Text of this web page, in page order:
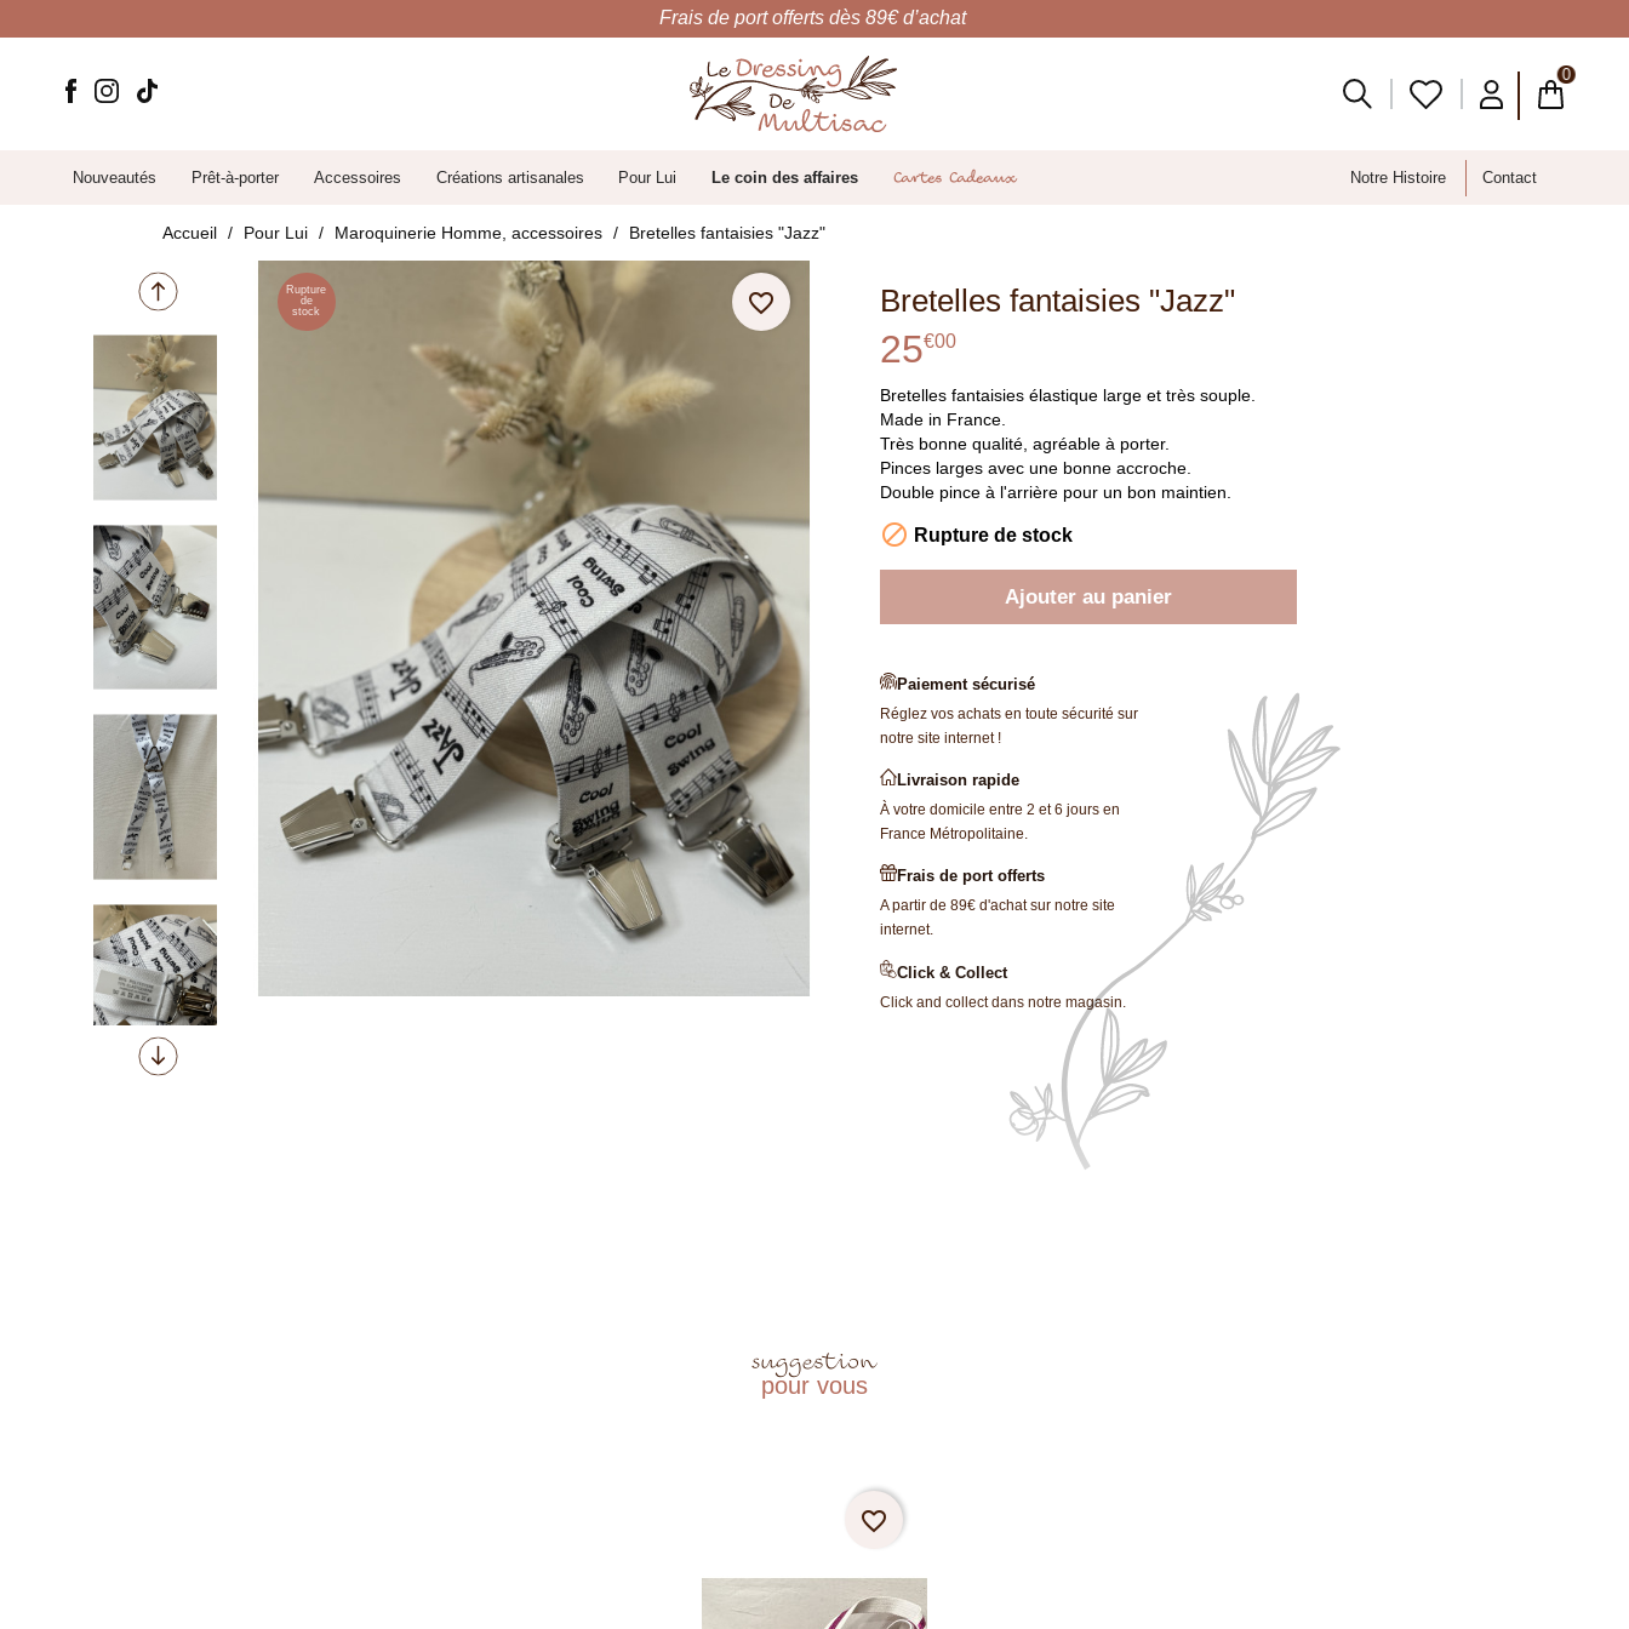
0
Nouveautés Prêt-à-porter Accessoires Créations artisanales Pour Lui Le coin des affaires Cartes Cadeaux Notre Histoire Contact
Frais de port offerts dès 89€ d’achat
Accueil Pour Lui Maroquinerie Homme, accessoires Bretelles fantaisies "Jazz"
favorite_border
Rupture
de
stock
Bretelles fantaisies "Jazz"
25€00
Bretelles fantaisies élastique large et très souple.
Made in France.
Très bonne qualité, agréable à porter.
Pinces larges avec une bonne accroche.
Double pince à l'arrière pour un bon maintien.
 Rupture de stock
Ajouter au panier
Paiement sécurisé
Réglez vos achats en toute sécurité sur
notre site internet !
Livraison rapide
À votre domicile entre 2 et 6 jours en
France Métropolitaine.
Frais de port offerts
A partir de 89€ d'achat sur notre site
internet.
Click & Collect
Click and collect dans notre magasin.
suggestion
pour vous
favorite_border